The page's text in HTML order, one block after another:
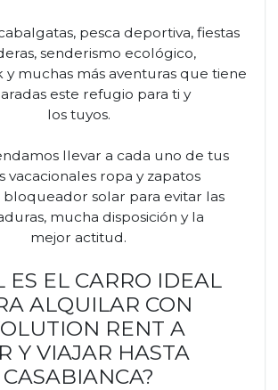
pesca deportiva, fiestas
senderismo ecológico,
y muchas más aventuras que tiene
este refugio para ti y
los tuyos.
llevar a cada uno de tus
vacacionales ropa y zapatos
bloqueador solar para evitar las
mucha disposición y la
mejor actitud.
ES EL CARRO IDEAL
ALQUILAR CON
RENT A
Y VIAJAR HASTA
CASABIANCA?